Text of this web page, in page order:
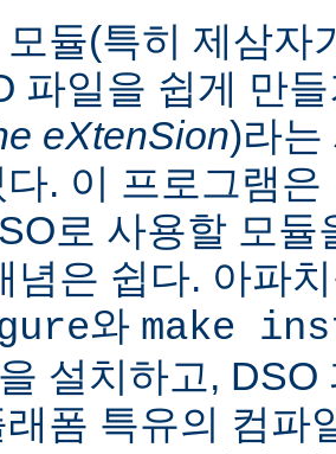
모듈(특히 제삼자
파일을 쉽게 만
eXtenSion)라는
다. 이 프로그램
로 사용할 모듈
념은 쉽다. 아파
와 make
설치하고,
폼 특유의 컴파